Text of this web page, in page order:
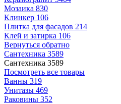
Мозаика 830
Клинкер 106
Плитка для фасадов 214
Клей и затирка 106
Вернуться обратно
Сантехника 3589
Сантехника 3589
Посмотреть все товары
Ванны 319
Унитазы 469
Раковины 352